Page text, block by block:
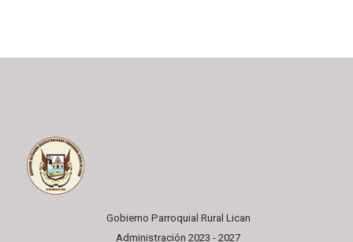
Gobierno Parroquial Rural Lican
Administración 2023 - 2027